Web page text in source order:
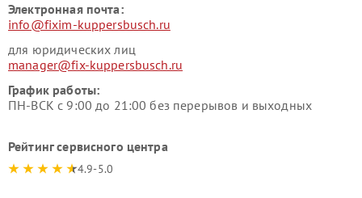
Электронная почта:
info@fixim-kuppersbusch.ru
для юридических лиц
manager@fix-kuppersbusch.ru
График работы:
ПН-ВСК с 9:00 до 21:00 без перерывов и выходных
Рейтинг сервисного центра
4.9-5.0